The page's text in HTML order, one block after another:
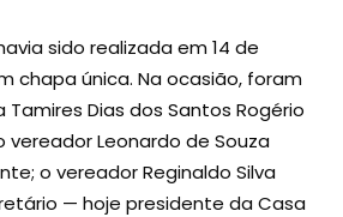
sido realizada em 14 de
chapa única. Na ocasião, foram
Dias dos Santos Rogério
Leonardo de Souza
o vereador Reginaldo Silva
— hoje presidente da Casa